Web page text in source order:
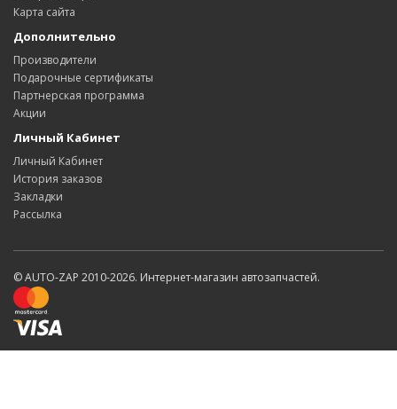
Карта сайта
Дополнительно
Производители
Подарочные сертификаты
Партнерская программа
Акции
Личный Кабинет
Личный Кабинет
История заказов
Закладки
Рассылка
© AUTO-ZAP 2010-2026. Интернет-магазин автозапчастей.